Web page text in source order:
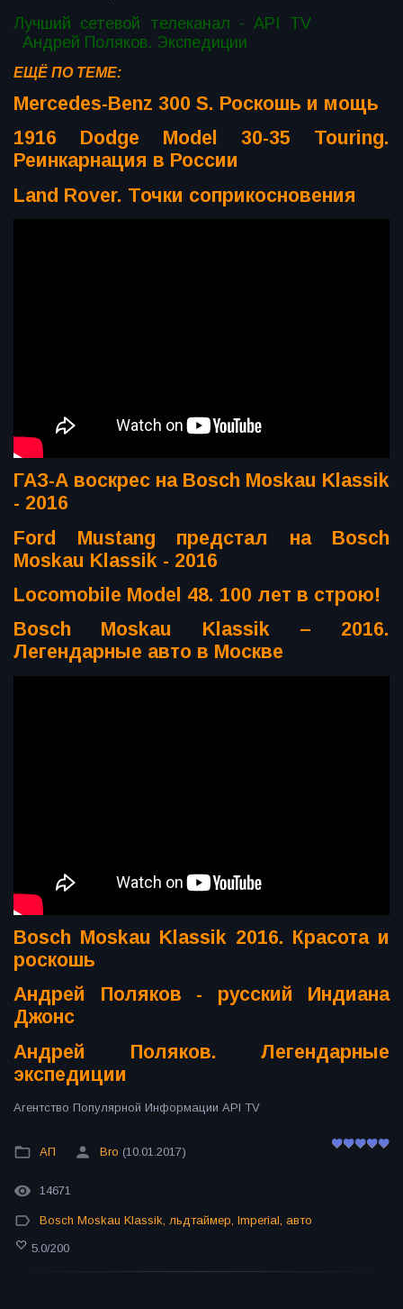
Лучший сетевой телеканал - API TV
Андрей Поляков. Экспедиции
ЕЩЁ ПО ТЕМЕ:
Mercedes-Benz 300 S. Роскошь и мощь
1916 Dodge Model 30-35 Touring.
Реинкарнация в России
Land Rover. Точки соприкосновения
ГАЗ-А воскрес на Bosch Moskau Klassik
- 2016
Ford Mustang предстал на Bosch
Moskau Klassik - 2016
Locomobile Model 48. 100 лет в строю!
Bosch Moskau Klassik – 2016.
Легендарные авто в Москве
Bosch Moskau Klassik 2016. Красота и
роскошь
Андрей Поляков - русский Индиана
Джонс
Андрей Поляков. Легендарные
экспедиции
Агентство Популярной Информации API TV
АП Bro (10.01.2017)
14671
Bosch Moskau Klassik, льдтаймер, Imperial, авто
5.0/200